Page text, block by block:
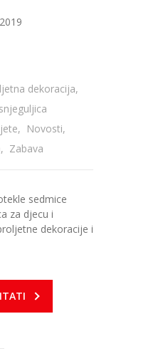
dekoracija,
snjeguljica
, Novosti,
, Zabava
sedmice
za djecu i
dekoracije i